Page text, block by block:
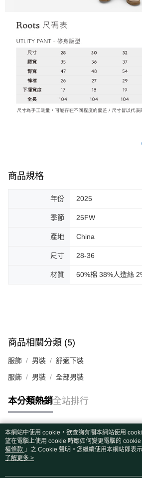
商品規格
年份 2025
季節 25FW
產地 China
尺寸 28-36
材質 60%棉 38%人造絲
商品相關分類 (5)
服飾 男裝 舒適下裝
服飾 男裝 全部男裝
本分類熱銷全站排行
熱門標籤
本網站中使用 cookie，欲查詢有關本網站使用
望在電腦上使用 cookie 時應如何變更電腦的
權條款 」之 Cookie 聲明。您繼續使用本網站即表
用條款之 Cookie 聲明使用 cookie。
了解更多 >